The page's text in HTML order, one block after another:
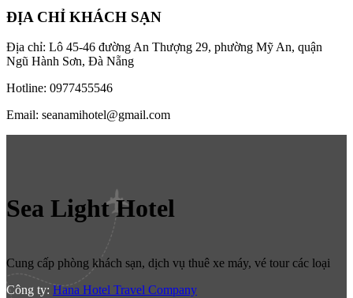
ĐỊA CHỈ KHÁCH SẠN
Địa chỉ: Lô 45-46 đường An Thượng 29, phường Mỹ An, quận
Ngũ Hành Sơn, Đà Nẵng
Hotline: 0977455546
Email: seanamihotel@gmail.com
Sea Light Hotel
Cung cấp phòng khách sạn, dịch vụ thuê xe máy, vé tour các loại
Công ty: Hana Hotel Travel Company